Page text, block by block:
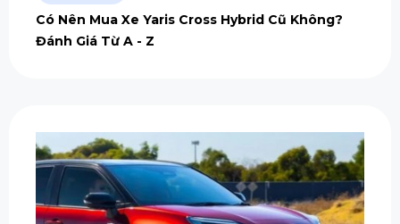
Có Nên Mua Xe Yaris Cross Hybrid Cũ Không?
Đánh Giá Từ A - Z